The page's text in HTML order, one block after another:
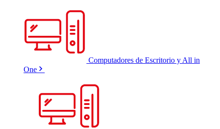
Computadores de Escritorio y All in
One